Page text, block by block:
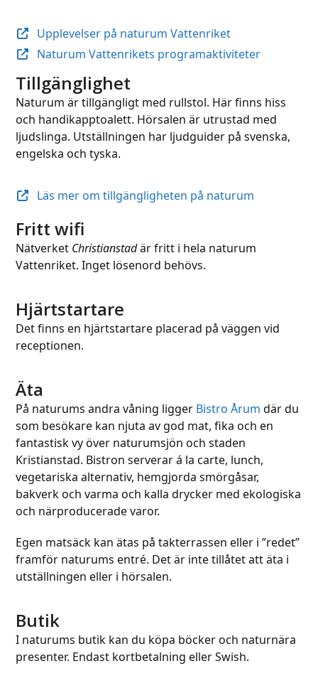
Upplevelser på naturum Vattenriket
Naturum Vattenrikets programaktiviteter
Tillgänglighet
Naturum är tillgängligt med rullstol. Här finns hiss
och handikapptoalett. Hörsalen är utrustad med
ljudslinga. Utställningen har ljudguider på svenska,
engelska och tyska.
Läs mer om tillgängligheten på naturum
Fritt wifi
Nätverket Christianstadär fritt i hela naturum
Vattenriket. Inget lösenord behövs.
Hjärtstartare
Det finns en hjärtstartare placerad på väggen vid
receptionen.
Äta
På naturums andra våning ligger Bistro Årum där du
som besökare kan njuta av god mat, fika och en
fantastisk vy över naturumsjön och staden
Kristianstad. Bistron serverar á la carte, lunch,
vegetariska alternativ, hemgjorda smörgåsar,
bakverk och varma och kalla drycker med ekologiska
och närproducerade varor.
Egen matsäck kan ätas på takterrassen eller i ”redet”
framför naturums entré. Det är inte tillåtet att äta i
utställningen eller i hörsalen.
Butik
I naturums butik kan du köpa böcker och naturnära
presenter. Endast kortbetalning eller Swish.